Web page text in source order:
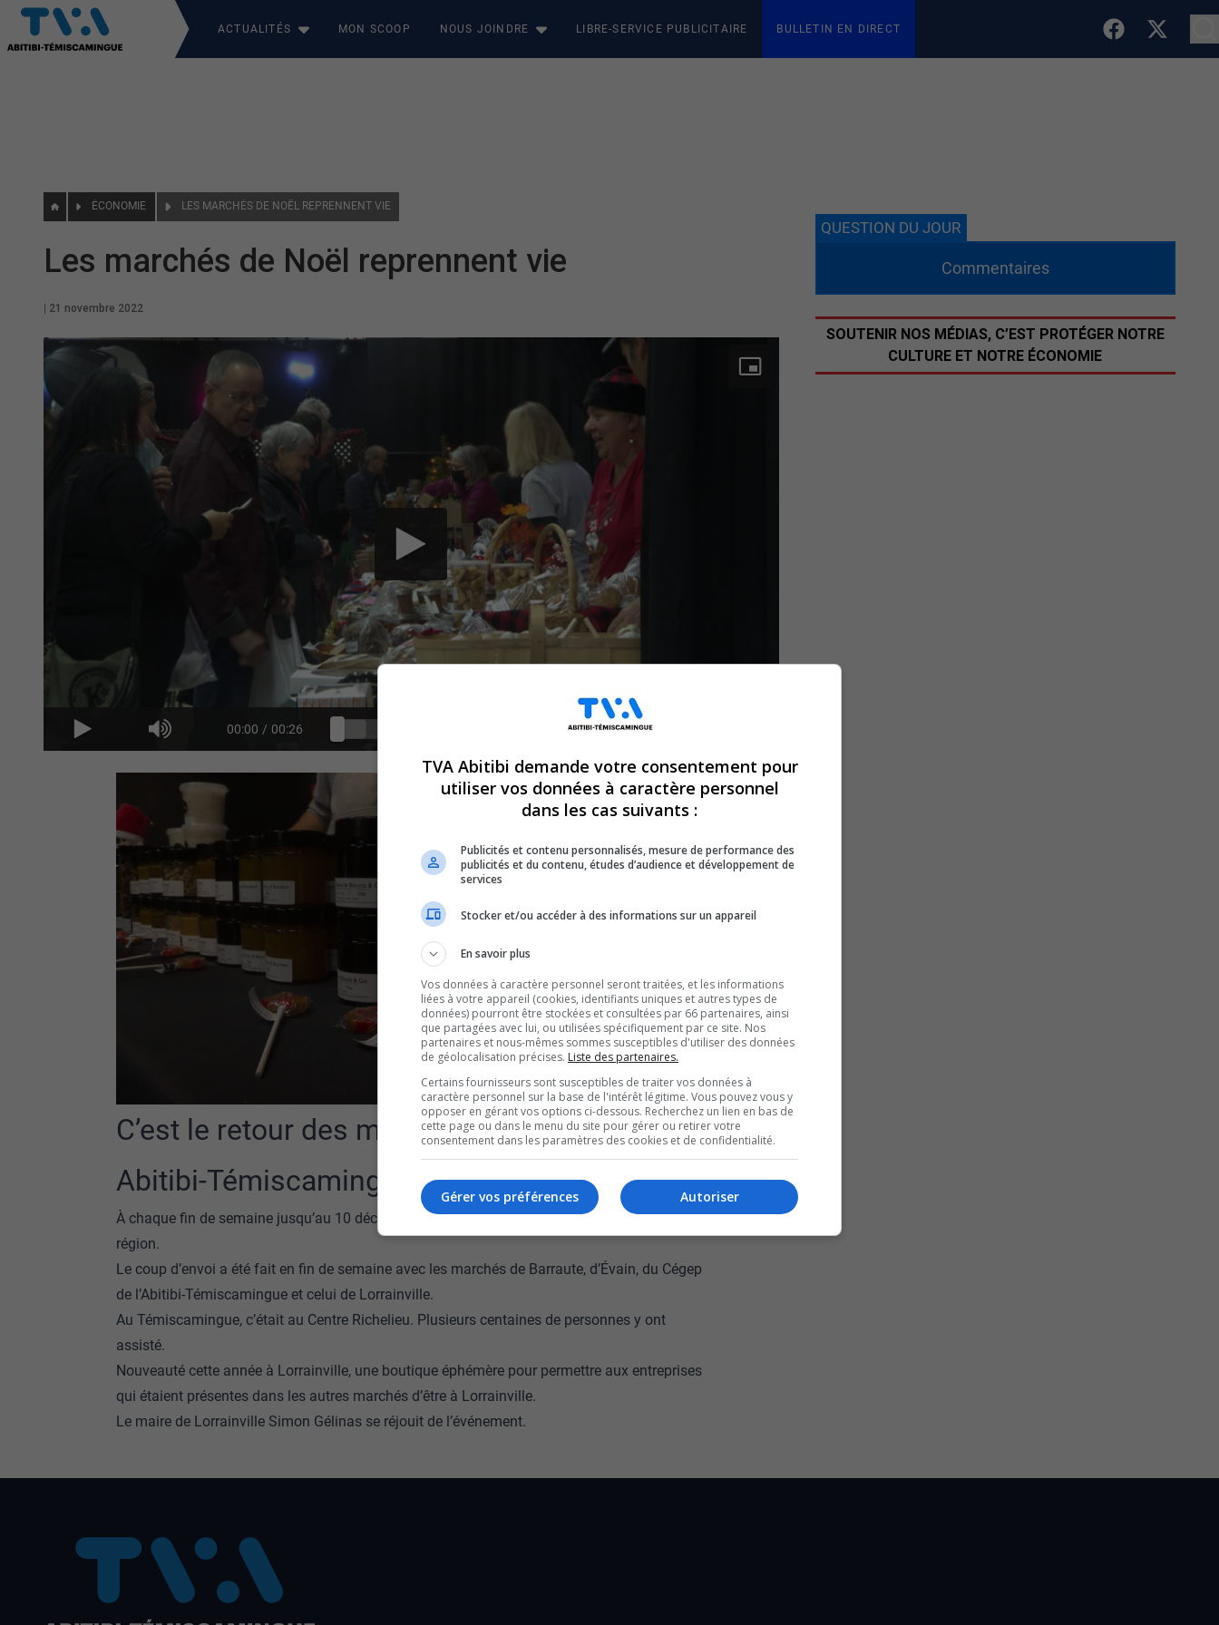
ACTUALITÉS MON SCOOP NOUS JOINDRE LIBRE-SERVICE PUBLICITAIRE BULLETIN EN DIRECT
ÉCONOMIE LES MARCHÉS DE NOËL REPRENNENT VIE
Les marchés de Noël reprennent vie
21 novembre 2022
00:00 / 00:26
C’est le retour des marchés de Noël en
Abitibi-Témiscamingue.
À chaque fin de semaine jusqu’au 10 décembre il y a des marchés un peu partout dans la
région.
Le coup d’envoi a été fait en fin de semaine avec les marchés de Barraute, d’Évain, du Cégep
de l’Abitibi-Témiscamingue et celui de Lorrainville.
Au Témiscamingue, c’était au Centre Richelieu. Plusieurs centaines de personnes y ont
assisté.
Nouveauté cette année à Lorrainville, une boutique éphémère pour permettre aux entreprises
qui étaient présentes dans les autres marchés d’être à Lorrainville.
Le maire de Lorrainville Simon Gélinas se réjouit de l’événement.
QUESTION DU JOUR
Commentaires
SOUTENIR NOS MÉDIAS, C’EST PROTÉGER NOTRE
CULTURE ET NOTRE ÉCONOMIE
TVA Abitibi demande votre consentement pour
utiliser vos données à caractère personnel
dans les cas suivants :
Publicités et contenu personnalisés, mesure de performance des
publicités et du contenu, études d’audience et développement de
services
Stocker et/ou accéder à des informations sur un appareil
En savoir plus
Vos données à caractère personnel seront traitées, et les informations
liées à votre appareil (cookies, identifiants uniques et autres types de
données) pourront être stockées et consultées par 66 partenaires, ainsi
que partagées avec lui, ou utilisées spécifiquement par ce site. Nos
partenaires et nous-mêmes sommes susceptibles d'utiliser des données
de géolocalisation précises. Liste des partenaires.
Certains fournisseurs sont susceptibles de traiter vos données à
caractère personnel sur la base de l'intérêt légitime. Vous pouvez vous y
opposer en gérant vos options ci-dessous. Recherchez un lien en bas de
cette page ou dans le menu du site pour gérer ou retirer votre
consentement dans les paramètres des cookies et de confidentialité.
Autoriser
Gérer vos préférences